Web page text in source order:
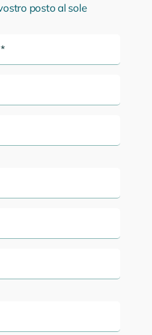
posto al sole